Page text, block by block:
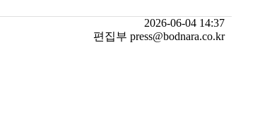
2026-06-04 14:37
편집부 press@bodnara.co.kr